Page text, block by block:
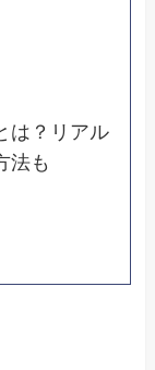
は？リアル
法も